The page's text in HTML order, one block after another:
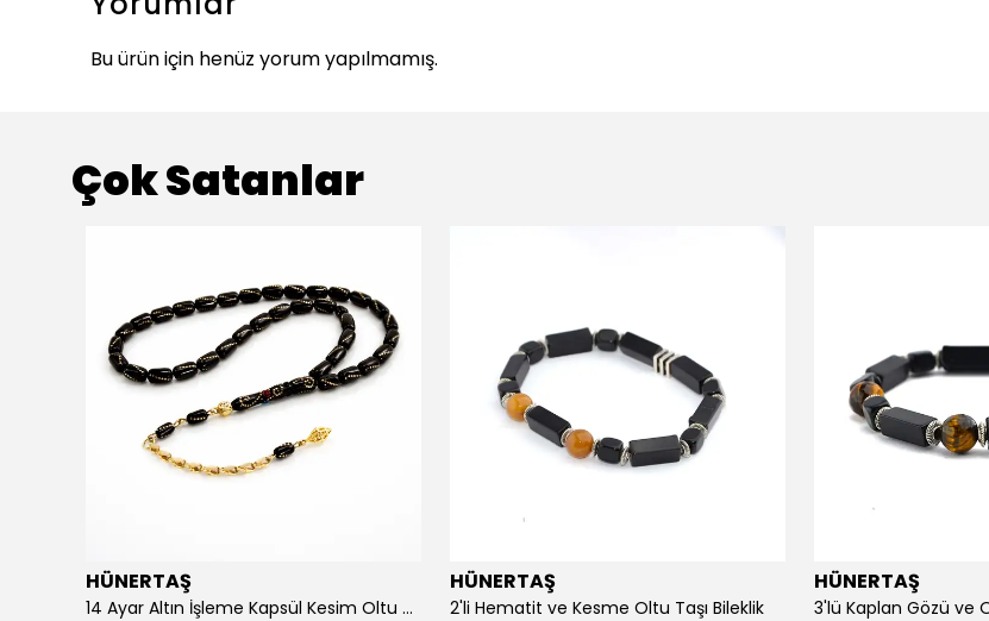
Bu ürün için henüz yorum yapılmamış.
Çok Satanlar
HÜNERTAŞ
14 Ayar Altın İşleme Kapsül Kesim Oltu Taşı Tespih
HÜNERTAŞ
2'li Hematit ve Kesme Oltu Taşı Bileklik
HÜNERTAŞ
3'lü Kaplan Gözü ve